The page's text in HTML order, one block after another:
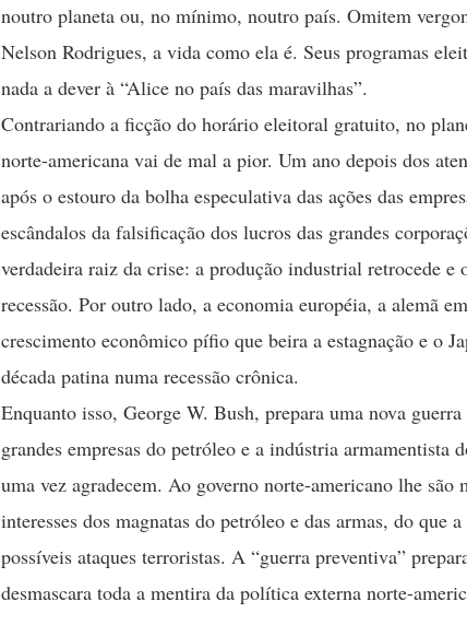
noutro planeta ou, no mínimo, noutro país. Omitem
Nelson Rodrigues, a vida como ela é. Seus programas
nada a dever à “Alice no país das maravilhas”.
Contrariando a ficção do horário eleitoral gratuito, no
norte-americana vai de mal a pior. Um ano depois dos
após o estouro da bolha especulativa das ações das
escândalos da falsificação dos lucros das grandes
verdadeira raiz da crise: a produção industrial retrocede e
recessão. Por outro lado, a economia européia, a alemã
crescimento econômico pífio que beira a estagnação e o
década patina numa recessão crônica.
Enquanto isso, George W. Bush, prepara uma nova
grandes empresas do petróleo e a indústria armamentista
uma vez agradecem. Ao governo norte-americano lhe são
interesses dos magnatas do petróleo e das armas, do que
possíveis ataques terroristas. A “guerra preventiva”
desmascara toda a mentira da política externa norte-